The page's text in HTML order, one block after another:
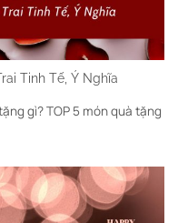
Tinh Tế, Ý Nghĩa
gì? TOP 5 món quà tặng